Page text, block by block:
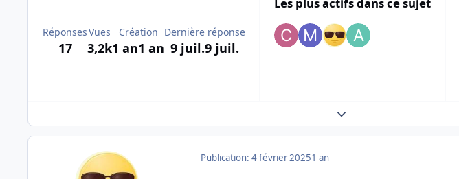
Réponses
17
Vues
3,2k
Création
1 an1 an
Dernière réponse
9 juil.9 juil.
Les plus actifs dans ce sujet
Expand topic overview
Publication: 4 février 20251 an